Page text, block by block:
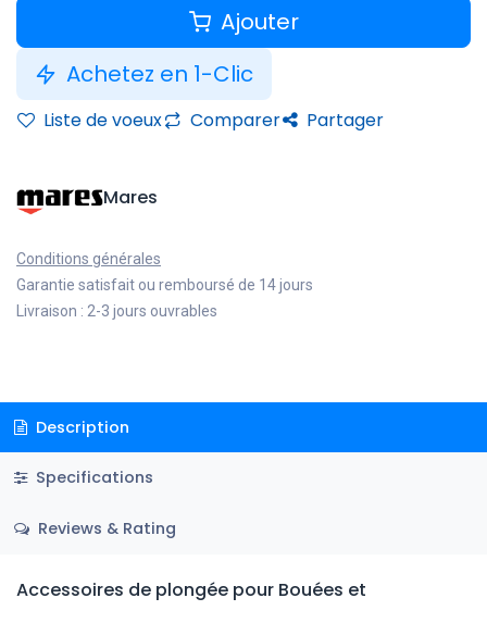
Ajouter
Achetez en 1-Clic
Liste de voeux Comparer Partager
Mares
Conditions générales
Garantie satisfait ou remboursé de 14 jours
Livraison : 2-3 jours ouvrables
Description
Specifications
Reviews & Rating
Accessoires de plongée pour Bouées et